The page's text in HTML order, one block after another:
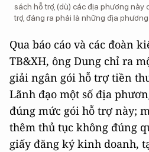
sách hỗ trợ, (dù) các địa phương này
trợ, đáng ra phải là những địa
Qua báo cáo và các đoàn
TB&XH, ông Dung chỉ ra
giải ngân gói hỗ trợ tiền
Lãnh đạo một số địa
đúng mức gói hỗ trợ này;
thêm thủ tục không đúng
giấy đăng ký kinh doanh,